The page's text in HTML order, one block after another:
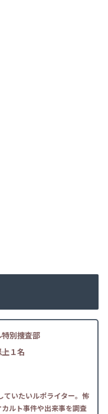
別捜査部
上１名
ていたいルポライター。怖
ルト事件や出来事を調査